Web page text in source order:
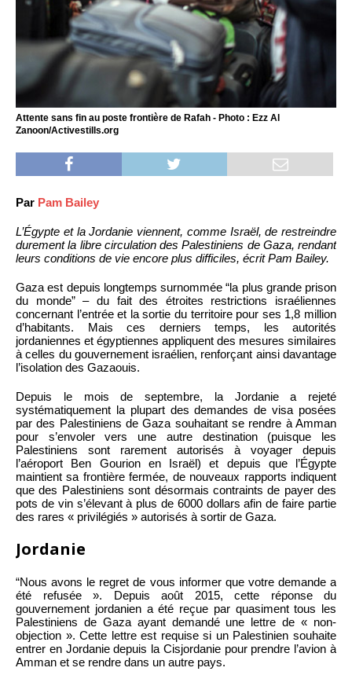
Attente sans fin au poste frontière de Rafah - Photo : Ezz Al
Zanoon/Activestills.org
Par Pam Bailey
L’Égypte et la Jordanie viennent, comme Israël, de restreindre
durement la libre circulation des Palestiniens de Gaza, rendant
leurs conditions de vie encore plus difficiles, écrit Pam Bailey.
Gaza est depuis longtemps surnommée “la plus grande prison
du monde” – du fait des étroites restrictions israéliennes
concernant l’entrée et la sortie du territoire pour ses 1,8 million
d’habitants. Mais ces derniers temps, les autorités
jordaniennes et égyptiennes appliquent des mesures similaires
à celles du gouvernement israélien, renforçant ainsi davantage
l’isolation des Gazaouis.
Depuis le mois de septembre, la Jordanie a rejeté
systématiquement la plupart des demandes de visa posées
par des Palestiniens de Gaza souhaitant se rendre à Amman
pour s’envoler vers une autre destination (puisque les
Palestiniens sont rarement autorisés à voyager depuis
l’aéroport Ben Gourion en Israël) et depuis que l’Égypte
maintient sa frontière fermée, de nouveaux rapports indiquent
que des Palestiniens sont désormais contraints de payer des
pots de vin s’élevant à plus de 6000 dollars afin de faire partie
des rares « privilégiés » autorisés à sortir de Gaza.
Jordanie
“Nous avons le regret de vous informer que votre demande a
été refusée ». Depuis août 2015, cette réponse du
gouvernement jordanien a été reçue par quasiment tous les
Palestiniens de Gaza ayant demandé une lettre de « non-
objection ». Cette lettre est requise si un Palestinien souhaite
entrer en Jordanie depuis la Cisjordanie pour prendre l’avion à
Amman et se rendre dans un autre pays.